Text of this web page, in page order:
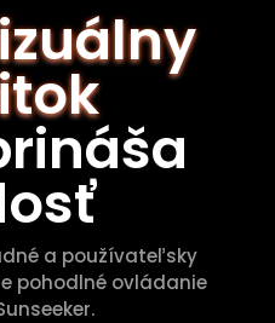
a používateľsky
pohodlné ovládanie